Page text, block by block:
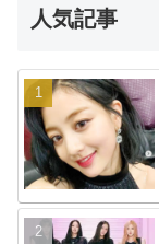
人気記事